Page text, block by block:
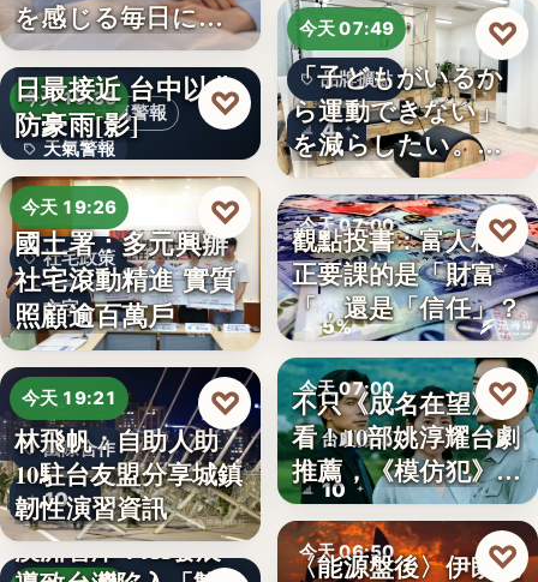
を感じる毎日に。3
段階…
天氣警報
今天 19:36
天氣警報
文字
颱風白海豚8日及9
日最接近 台中以北
防豪雨[影]
♡
今天 19:26
社宅政策
文字
國土署：多元興辦
社宅滾動精進 實質
照顧逾百萬戶
♡
今天 19:21
國際合作
10
林飛帆：自助人助
10駐台友盟分享城鎮
韌性演習資訊
♡
澳洲智庫：AI發展
今天 07:49
品牌擴點
4
「子どもがいるか
ら運動できない」
を減らしたい。埼
玉県戸田…
♡
今天 07:00
財經評論
5%
觀點投書：富人稅真
正要課的是「財富
「，還是「信任」？
♡
今天 07:00
台劇推薦
10
不只《成名在望》好
看！10部姚淳耀台劇
推薦，《模仿犯》
變…
♡
今天 06:50
〈能源盤後〉伊朗擬
♡